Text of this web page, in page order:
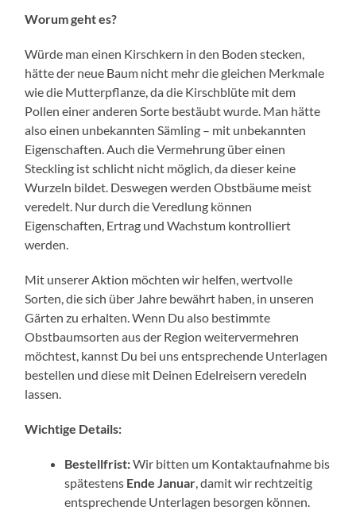
Worum geht es?
Würde man einen Kirschkern in den Boden stecken,
hätte der neue Baum nicht mehr die gleichen Merkmale
wie die Mutterpflanze, da die Kirschblüte mit dem
Pollen einer anderen Sorte bestäubt wurde. Man hätte
also einen unbekannten Sämling – mit unbekannten
Eigenschaften. Auch die Vermehrung über einen
Steckling ist schlicht nicht möglich, da dieser keine
Wurzeln bildet. Deswegen werden Obstbäume meist
veredelt. Nur durch die Veredlung können
Eigenschaften, Ertrag und Wachstum kontrolliert
werden.
Mit unserer Aktion möchten wir helfen, wertvolle
Sorten, die sich über Jahre bewährt haben, in unseren
Gärten zu erhalten. Wenn Du also bestimmte
Obstbaumsorten aus der Region weitervermehren
möchtest, kannst Du bei uns entsprechende Unterlagen
bestellen und diese mit Deinen Edelreisern veredeln
lassen.
Wichtige Details:
Bestellfrist:Wir bitten um Kontaktaufnahme bis
spätestens Ende Januar, damit wir rechtzeitig
entsprechende Unterlagen besorgen können.